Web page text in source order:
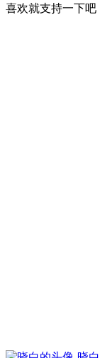
喜欢就支持一下吧